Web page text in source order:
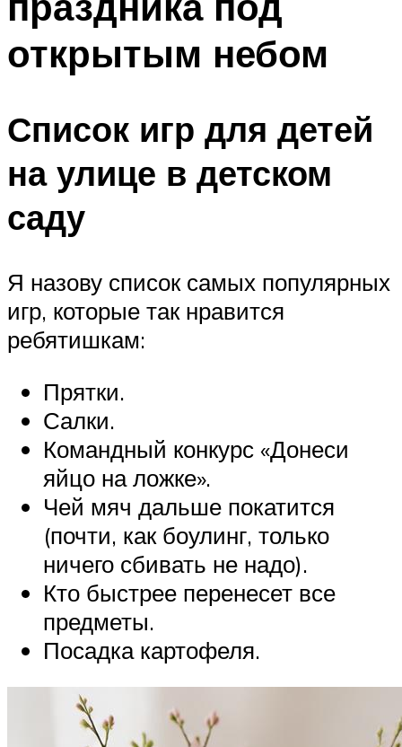
открытым небом
Список игр для детей
на улице в детском
саду
Я назову список самых популярных
игр, которые так нравится
ребятишкам:
Прятки.
Салки.
Командный конкурс «Донеси
яйцо на ложке».
Чей мяч дальше покатится
(почти, как боулинг, только
ничего сбивать не надо).
Кто быстрее перенесет все
предметы.
Посадка картофеля.